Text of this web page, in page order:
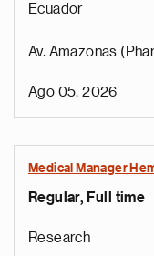
Ecuador
Av. Amazonas
Ago 05, 2026
Medical Manager
Regular, Full time
Research